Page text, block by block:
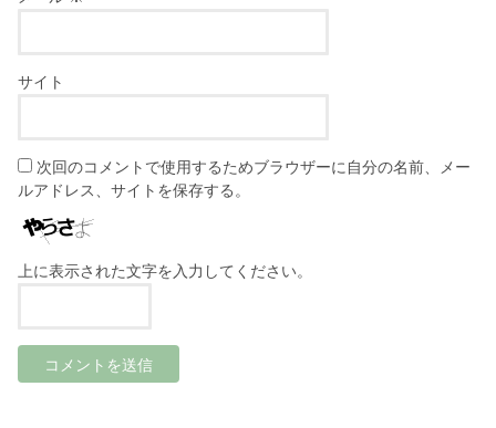
サイト
次回のコメントで使用するためブラウザーに自分の名前、メー
ルアドレス、サイトを保存する。
上に表示された文字を入力してください。